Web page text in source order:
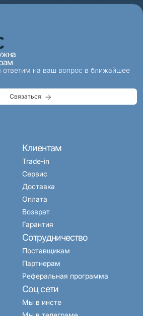
на ваш вопрос в ближайшее
Связаться
Клиентам
Trade-in
Сервис
Доставка
Оплата
Возврат
Гарантия
Сотрудничество
Поставщикам
Партнерам
Реферальная программа
Соц сети
Мы в инсте